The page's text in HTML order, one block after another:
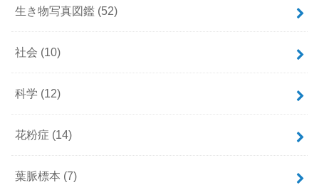
生き物写真図鑑 (52)
社会 (10)
科学 (12)
花粉症 (14)
葉脈標本 (7)